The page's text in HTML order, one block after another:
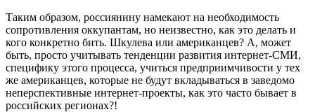
Таким образом, россиянину намекают на необходимость
сопротивления оккупантам, но неизвестно, как это делать и
кого конкретно бить. Шкулева или американцев? А, может
быть, просто учитывать тенденции развития интернет-СМИ,
специфику этого процесса, учиться предприимчивости у тех
же американцев, которые не будут вкладываться в заведомо
неперспективные интернет-проекты, как это часто бывает в
российских регионах?!